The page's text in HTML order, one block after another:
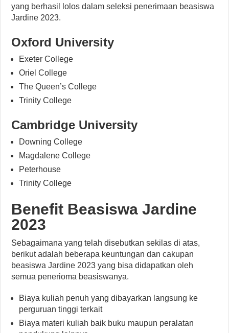
yang berhasil lolos dalam seleksi penerimaan beasiswa
Jardine 2023.
Oxford University
Exeter College
Oriel College
The Queen’s College
Trinity College
Cambridge University
Downing College
Magdalene College
Peterhouse
Trinity College
Benefit Beasiswa Jardine
2023
Sebagaimana yang telah disebutkan sekilas di atas,
berikut adalah beberapa keuntungan dan cakupan
beasiswa Jardine 2023 yang bisa didapatkan oleh
semua penerioma beasiswanya.
Biaya kuliah penuh yang dibayarkan langsung ke
perguruan tinggi terkait
Biaya materi kuliah baik buku maupun peralatan